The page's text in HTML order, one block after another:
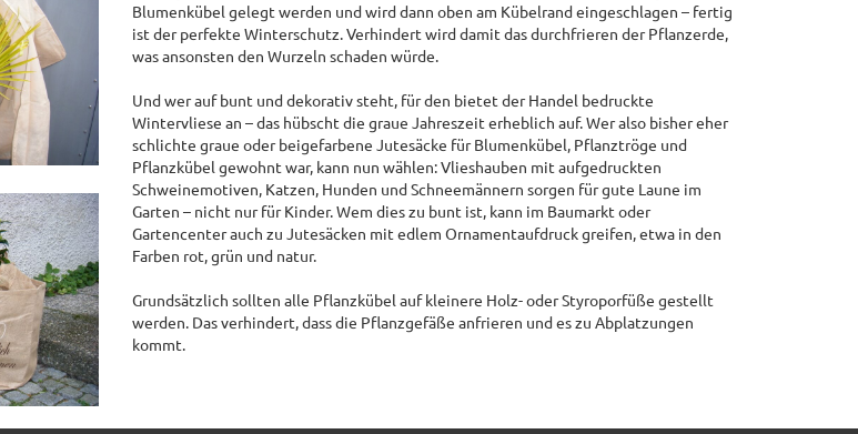
Blumenkübel gelegt werden und wird dann oben am Kübelrand eingeschlagen – fertig
ist der perfekte Winterschutz. Verhindert wird damit das durchfrieren der Pflanzerde,
was ansonsten den Wurzeln schaden würde.
Und wer auf bunt und dekorativ steht, für den bietet der Handel bedruckte
Wintervliese an – das hübscht die graue Jahreszeit erheblich auf. Wer also bisher eher
schlichte graue oder beigefarbene Jutesäcke für Blumenkübel, Pflanztröge und
Pflanzkübel gewohnt war, kann nun wählen: Vlieshauben mit aufgedruckten
Schweinemotiven, Katzen, Hunden und Schneemännern sorgen für gute Laune im
Garten – nicht nur für Kinder. Wem dies zu bunt ist, kann im Baumarkt oder
Gartencenter auch zu Jutesäcken mit edlem Ornamentaufdruck greifen, etwa in den
Farben rot, grün und natur.
Grundsätzlich sollten alle Pflanzkübel auf kleinere Holz- oder Styroporfüße gestellt
werden. Das verhindert, dass die Pflanzgefäße anfrieren und es zu Abplatzungen
kommt.